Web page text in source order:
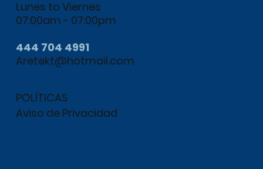
Lunes to Viernes
07:00am - 07:00pm
444 704 4991
Aretekt@hotmail.com
POLÍTICAS
Aviso de Privacidad